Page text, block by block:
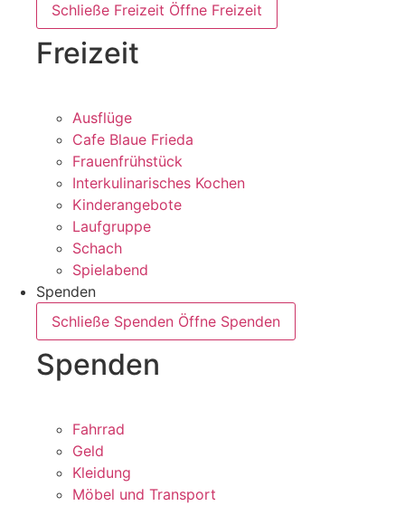
Schließe Freizeit Öffne Freizeit
Freizeit
Ausflüge
Cafe Blaue Frieda
Frauenfrühstück
Interkulinarisches Kochen
Kinderangebote
Laufgruppe
Schach
Spielabend
Spenden
Schließe Spenden Öffne Spenden
Spenden
Fahrrad
Geld
Kleidung
Möbel und Transport